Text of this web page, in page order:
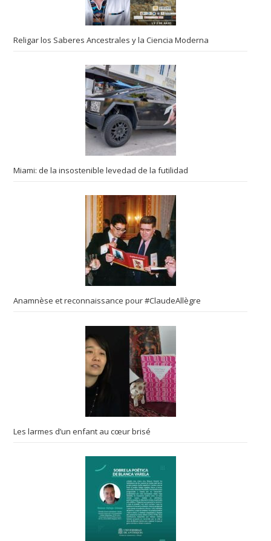
Religar los Saberes Ancestrales y la Ciencia Moderna
Miami: de la insostenible levedad de la futilidad
Anamnèse et reconnaissance pour #ClaudeAllègre
Les larmes d’un enfant au cœur brisé